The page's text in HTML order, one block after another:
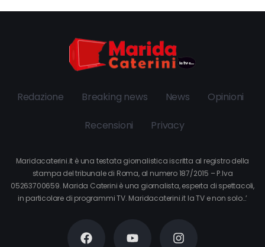
Redazione Breaking news News Opinioni
Recensioni Privacy
Maridacaterini.it è una testata giornalistica iscritta al registro della
stampa del tribunale di Roma, al numero 187/2015 – P.Iva
05263700659. Marida Caterini è una giornalista, esperta di spettacoli,
in particolare di programmi TV. Maridacaterini.it la TV e non solo…’